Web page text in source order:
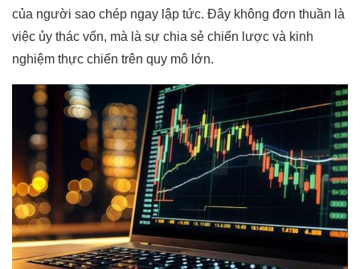
của người sao chép ngay lập tức. Đây không đơn thuần là
việc ủy thác vốn, mà là sự chia sẻ chiến lược và kinh
nghiệm thực chiến trên quy mô lớn.